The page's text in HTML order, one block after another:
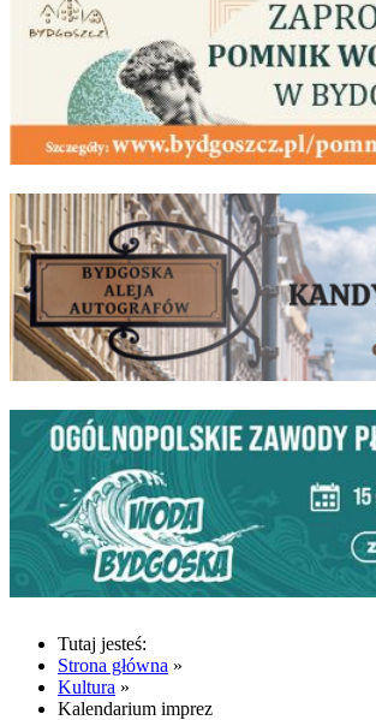
Tutaj jesteś:
Strona główna »
Kultura »
Kalendarium imprez